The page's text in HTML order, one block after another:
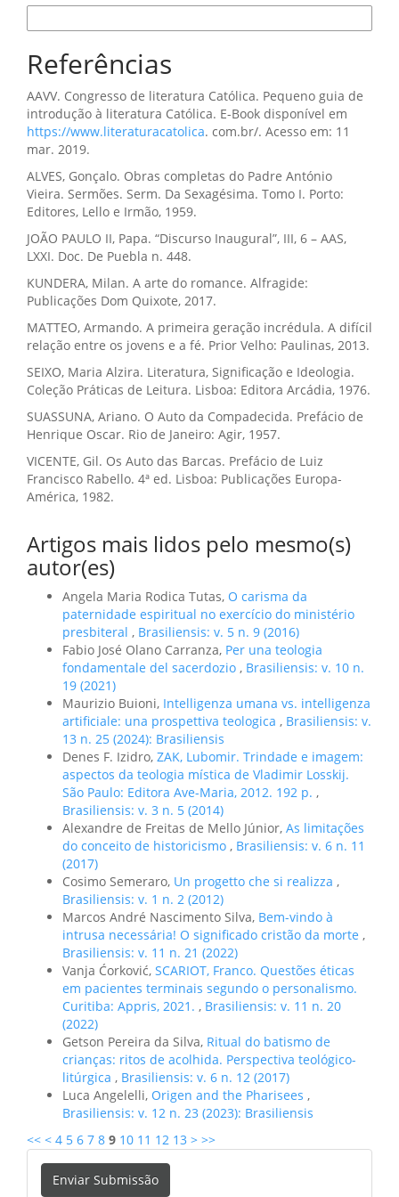
Referências
AAVV. Congresso de literatura Católica. Pequeno guia de
introdução à literatura Católica. E-Book disponível em
https://www.literaturacatolica. com.br/. Acesso em: 11
mar. 2019.
ALVES, Gonçalo. Obras completas do Padre António
Vieira. Sermões. Serm. Da Sexagésima. Tomo I. Porto:
Editores, Lello e Irmão, 1959.
JOÃO PAULO II, Papa. “Discurso Inaugural”, III, 6 – AAS,
LXXI. Doc. De Puebla n. 448.
KUNDERA, Milan. A arte do romance. Alfragide:
Publicações Dom Quixote, 2017.
MATTEO, Armando. A primeira geração incrédula. A difícil
relação entre os jovens e a fé. Prior Velho: Paulinas, 2013.
SEIXO, Maria Alzira. Literatura, Significação e Ideologia.
Coleção Práticas de Leitura. Lisboa: Editora Arcádia, 1976.
SUASSUNA, Ariano. O Auto da Compadecida. Prefácio de
Henrique Oscar. Rio de Janeiro: Agir, 1957.
VICENTE, Gil. Os Auto das Barcas. Prefácio de Luiz
Francisco Rabello. 4ª ed. Lisboa: Publicações Europa-
América, 1982.
Artigos mais lidos pelo mesmo(s)
autor(es)
Angela Maria Rodica Tutas, O carisma da
paternidade espiritual no exercício do ministério
presbiteral , Brasiliensis: v. 5 n. 9 (2016)
Fabio José Olano Carranza, Per una teologia
fondamentale del sacerdozio , Brasiliensis: v. 10 n.
19 (2021)
Maurizio Buioni, Intelligenza umana vs. intelligenza
artificiale: una prospettiva teologica , Brasiliensis: v.
13 n. 25 (2024): Brasiliensis
Denes F. Izidro, ZAK, Lubomir. Trindade e imagem:
aspectos da teologia mística de Vladimir Losskij.
São Paulo: Editora Ave-Maria, 2012. 192 p. ,
Brasiliensis: v. 3 n. 5 (2014)
Alexandre de Freitas de Mello Júnior, As limitações
do conceito de historicismo , Brasiliensis: v. 6 n. 11
(2017)
Cosimo Semeraro, Un progetto che si realizza ,
Brasiliensis: v. 1 n. 2 (2012)
Marcos André Nascimento Silva, Bem-vindo à
intrusa necessária! O significado cristão da morte ,
Brasiliensis: v. 11 n. 21 (2022)
Vanja Ćorković, SCARIOT, Franco. Questões éticas
em pacientes terminais segundo o personalismo.
Curitiba: Appris, 2021. , Brasiliensis: v. 11 n. 20
(2022)
Getson Pereira da Silva, Ritual do batismo de
crianças: ritos de acolhida. Perspectiva teológico-
litúrgica , Brasiliensis: v. 6 n. 12 (2017)
Luca Angelelli, Origen and the Pharisees ,
Brasiliensis: v. 12 n. 23 (2023): Brasiliensis
<< < 4 5 6 7 8 9 10 11 12 13 > >>
Enviar
Enviar Submissão